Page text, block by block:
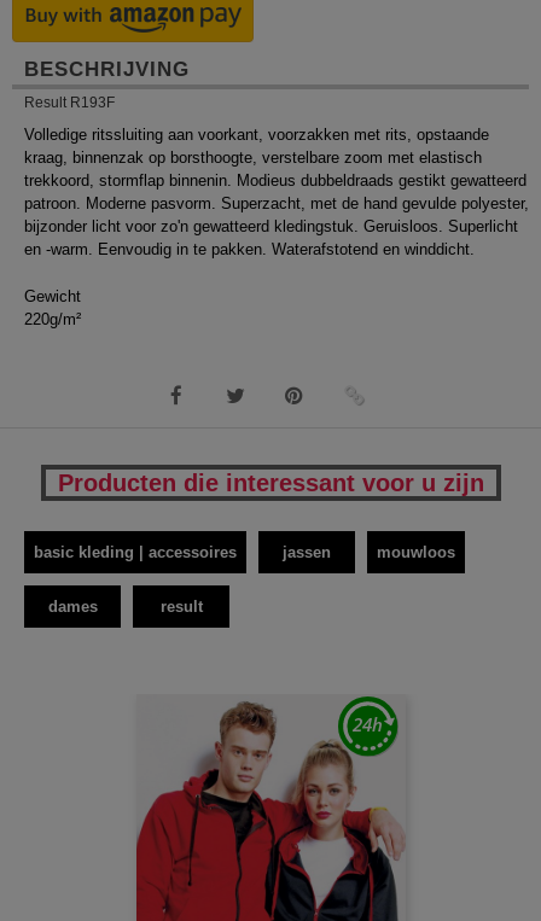
BESCHRIJVING
Result R193F
Volledige ritssluiting aan voorkant, voorzakken met rits, opstaande
kraag, binnenzak op borsthoogte, verstelbare zoom met elastisch
trekkoord, stormflap binnenin. Modieus dubbeldraads gestikt gewatteerd
patroon. Moderne pasvorm. Superzacht, met de hand gevulde polyester,
bijzonder licht voor zo'n gewatteerd kledingstuk. Geruisloos. Superlicht
en -warm. Eenvoudig in te pakken. Waterafstotend en winddicht.
Gewicht
220g/m²
Producten die interessant voor u zijn
basic kleding | accessoires jassen mouwloos
dames result